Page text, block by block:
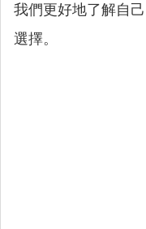
我們更好地了解自
選擇。